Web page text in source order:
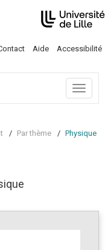
Aide Accessibilité
Menu
Par thème Physique